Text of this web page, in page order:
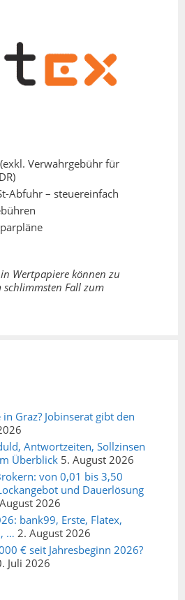
Verwahrgebühr für
Abfuhr – steuereinfach
Wertpapiere können zu
Fall zum
Graz? Jobinserat gibt den
Antwortzeiten, Sollzinsen
Überblick 5. August 2026
von 0,01 bis 3,50
und Dauerlösung
2026
bank99, Erste, Flatex,
… 2. August 2026
€ seit Jahresbeginn 2026?
Juli 2026